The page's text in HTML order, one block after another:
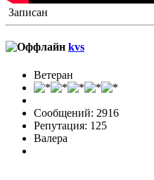
Записан
kvs
Ветеран
Сообщений: 2916
Репутация: 125
Валера